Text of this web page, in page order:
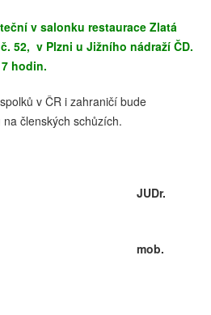
v salonku restaurace Zlatá
52, v Plzni u Jižního nádraží ČD.
hodin.
v ČR i zahraničí bude
členských schůzích.